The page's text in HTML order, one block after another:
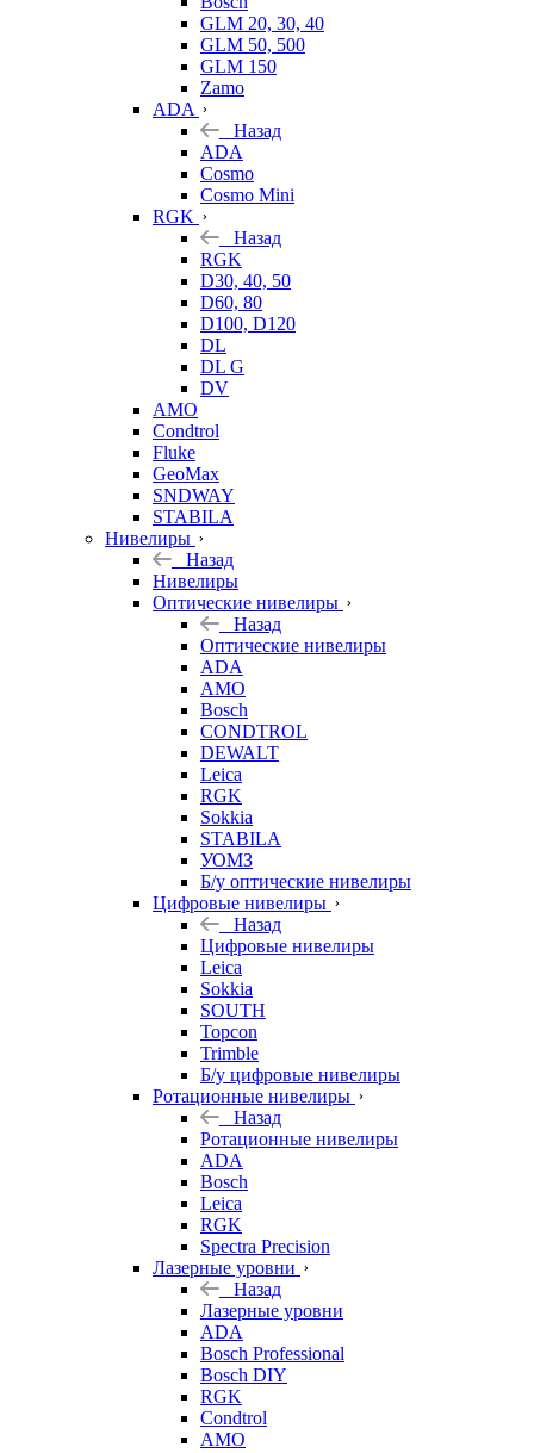
GLM 20, 30, 40
GLM 50, 500
GLM 150
Zamo
ADA
Назад
ADA
Cosmo
Cosmo Mini
RGK
Назад
RGK
D30, 40, 50
D60, 80
D100, D120
DL
DL G
DV
AMO
Condtrol
Fluke
GeoMax
SNDWAY
STABILA
Нивелиры
Назад
Нивелиры
Оптические нивелиры
Назад
Оптические нивелиры
ADA
AMO
Bosch
CONDTROL
DEWALT
Leica
RGK
Sokkia
STABILA
УОМЗ
Б/у оптические нивелиры
Цифровые нивелиры
Назад
Цифровые нивелиры
Leica
Sokkia
SOUTH
Topcon
Trimble
Б/у цифровые нивелиры
Ротационные нивелиры
Назад
Ротационные нивелиры
ADA
Bosch
Leica
RGK
Spectra Precision
Лазерные уровни
Назад
Лазерные уровни
ADA
Bosch Professional
Bosch DIY
RGK
Condtrol
AMO